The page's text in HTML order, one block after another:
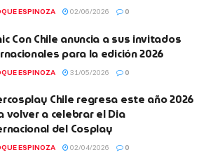
ESPINOZA 02/06/2026 0
Con Chile anuncia a sus invitados
para la edición 2026
ESPINOZA 31/05/2026 0
Chile regresa este año 2026
volver a celebrar el Dia
del Cosplay
ESPINOZA 02/04/2026 0